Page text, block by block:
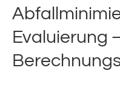
Evaluierung